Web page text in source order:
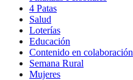
4 Patas
Salud
Loterías
Educación
Contenido en colaboración
Semana Rural
Mujeres